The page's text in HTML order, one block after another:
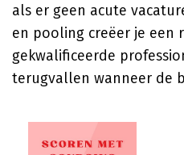
als er geen acute
en pooling creëer je een
gekwalificeerde
terugvallen wanneer de